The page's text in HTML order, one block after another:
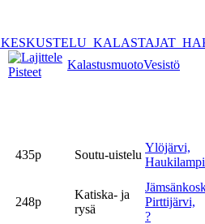
KESKUSTELU KALASTAJAT
Pisteet
KalastusmuotoVesistö
435p Soutu-uistelu
Ylöjärvi,
Haukilampi
248p
Katiska- ja
rysä
Pirttijärvi,
?